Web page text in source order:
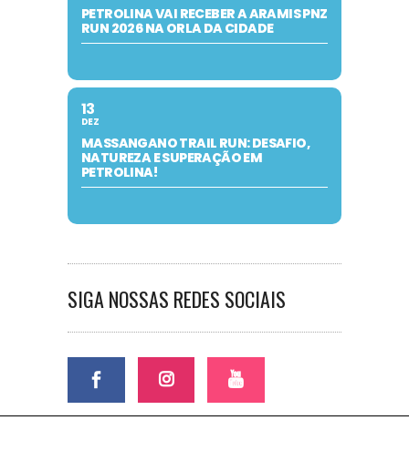
PETROLINA VAI RECEBER A ARAMIS PNZ
RUN 2026 NA ORLA DA CIDADE
13
DEZ
MASSANGANO TRAIL RUN: DESAFIO,
NATUREZA E SUPERAÇÃO EM
PETROLINA!
SIGA NOSSAS REDES SOCIAIS